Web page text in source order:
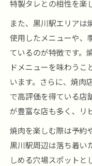
特製タレとの相性を楽
また、黒川駅エリアは
使用したメニューや、
ているのが特徴です。
ドメニューを味わうこ
います。さらに、焼肉
で高評価を得ている店
が豊富な店も多く、リ
焼肉を楽しむ際は予約
黒川駅周辺は落ち着い
しめる穴場スポットと